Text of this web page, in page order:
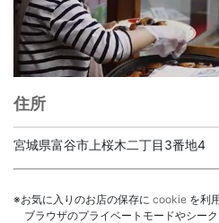
住所
宮城県富谷市上桜木二丁目3番地4
※お気に入りのお店の保存に cookie を利
ブラウザのプライベートモードやシー